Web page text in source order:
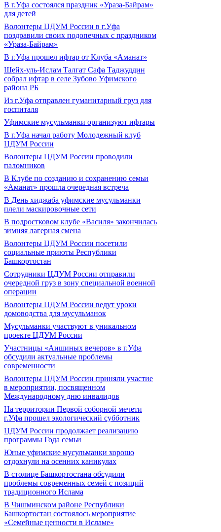
В г.Уфа состоялся праздник «Ураза-Байрам»
для детей
Волонтеры ЦДУМ России в г.Уфа
поздравили своих подопечных с праздником
«Ураза-Байрам»
В г.Уфа прошел ифтар от Клуба «Аманат»
Шейх-уль-Ислам Талгат Сафа Таджуддин
собрал ифтар в селе Зубово Уфимского
района РБ
Из г.Уфа отправлен гуманитарный груз для
госпиталя
Уфимские мусульманки организуют ифтары
В г.Уфа начал работу Молодежный клуб
ЦДУМ России
Волонтеры ЦДУМ России проводили
паломников
В Клубе по созданию и сохранению семьи
«Аманат» прошла очередная встреча
В День хиджаба уфимские мусульманки
плели маскировочные сети
В подростковом клубе «Василя» закончилась
зимняя лагерная смена
Волонтеры ЦДУМ России посетили
социальные приюты Республики
Башкортостан
Сотрудники ЦДУМ России отправили
очередной груз в зону специальной военной
операции
Волонтеры ЦДУМ России ведут уроки
домоводства для мусульманок
Мусульманки участвуют в уникальном
проекте ЦДУМ России
Участницы «Аишиных вечеров» в г.Уфа
обсудили актуальные проблемы
современности
Волонтеры ЦДУМ России приняли участие
в мероприятии, посвященном
Международному дню инвалидов
На территории Первой соборной мечети
г.Уфа прошел экологический субботник
ЦДУМ России продолжает реализацию
программы Года семьи
Юные уфимские мусульманки хорошо
отдохнули на осенних каникулах
В столице Башкортостана обсудили
проблемы современных семей с позиций
традиционного Ислама
В Чишминском районе Республики
Башкортостан состоялось мероприятие
«Семейные ценности в Исламе»